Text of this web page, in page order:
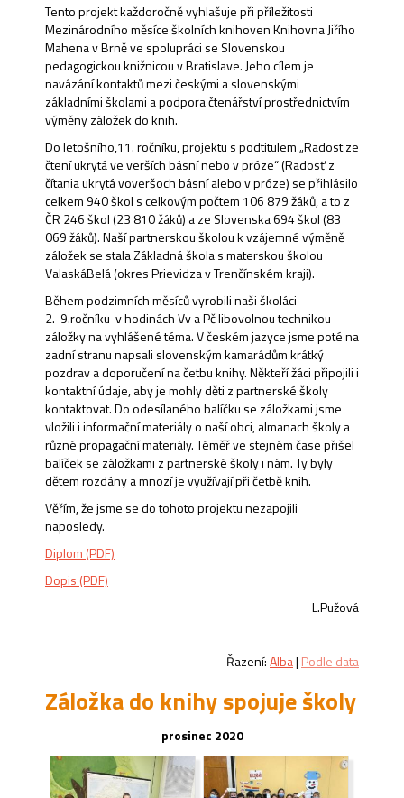
Tento projekt každoročně vyhlašuje při příležitosti
Mezinárodního měsíce školních knihoven Knihovna Jiřího
Mahena v Brně ve spolupráci se Slovenskou
pedagogickou knižnicou v Bratislave. Jeho cílem je
navázání kontaktů mezi českými a slovenskými
základními školami a podpora čtenářství prostřednictvím
výměny záložek do knih.
Do letošního,11. ročníku, projektu s podtitulem „Radost ze
čtení ukrytá ve verších básní nebo v próze“ (Radosť z
čítania ukrytá voveršoch básní alebo v próze) se přihlásilo
celkem 940 škol s celkovým počtem 106 879 žáků, a to z
ČR 246 škol (23 810 žáků) a ze Slovenska 694 škol (83
069 žáků). Naší partnerskou školou k vzájemné výměně
záložek se stala Základná škola s materskou školou
ValaskáBelá (okres Prievidza v Trenčínském kraji).
Během podzimních měsíců vyrobili naši školáci
2.-9.ročníku v hodinách Vv a Pč libovolnou technikou
záložky na vyhlášené téma. V českém jazyce jsme poté na
zadní stranu napsali slovenským kamarádům krátký
pozdrav a doporučení na četbu knihy. Někteří žáci připojili i
kontaktní údaje, aby je mohly děti z partnerské školy
kontaktovat. Do odesílaného balíčku se záložkami jsme
vložili i informační materiály o naší obci, almanach školy a
různé propagační materiály. Téměř ve stejném čase přišel
balíček se záložkami z partnerské školy i nám. Ty byly
dětem rozdány a mnozí je využívají při četbě knih.
Věřím, že jsme se do tohoto projektu nezapojili
naposledy.
Diplom (PDF)
Dopis (PDF)
L.Pužová
Řazení:Alba| Podle data
Záložka do knihy spojuje školy
prosinec 2020